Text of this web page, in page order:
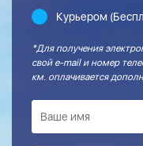
Курьером
*Для получения электронного
свой e-mail и номер
км. оплачивается